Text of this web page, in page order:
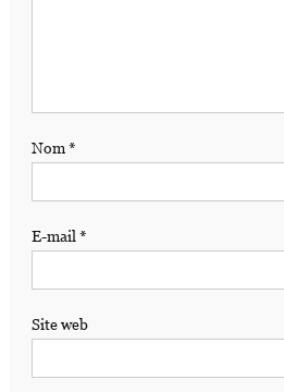
Nom*
E-mail *
Site web